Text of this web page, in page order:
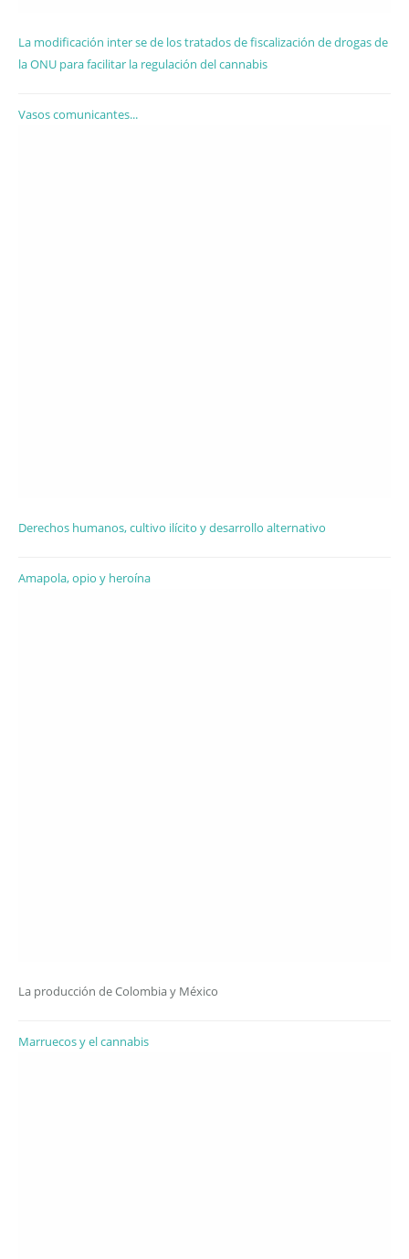
La modificación inter se de los tratados de fiscalización de drogas de
la ONU para facilitar la regulación del cannabis
Vasos comunicantes...
Derechos humanos, cultivo ilícito y desarrollo alternativo
Amapola, opio y heroína
La producción de Colombia y México
Marruecos y el cannabis